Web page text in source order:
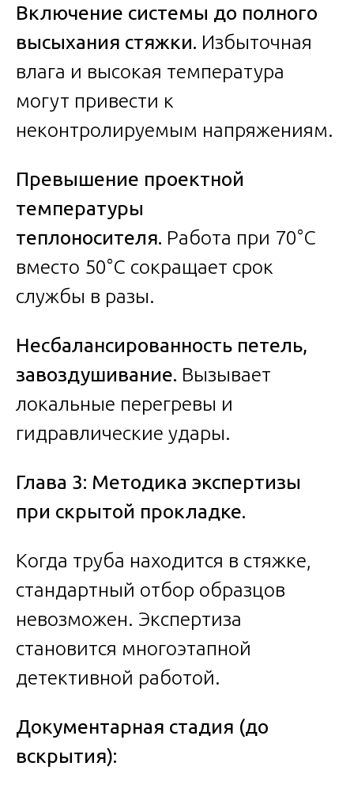
Включение системы до полного
высыхания стяжки. Избыточная
влага и высокая температура
могут привести к
неконтролируемым напряжениям.
Превышение проектной
температуры
теплоносителя. Работа при 70°C
вместо 50°C сокращает срок
службы в разы.
Несбалансированность петель,
завоздушивание. Вызывает
локальные перегревы и
гидравлические удары.
Глава 3: Методика экспертизы
при скрытой прокладке.
Когда труба находится в стяжке,
стандартный отбор образцов
невозможен. Экспертиза
становится многоэтапной
детективной работой.
Документарная стадия (до
вскрытия):